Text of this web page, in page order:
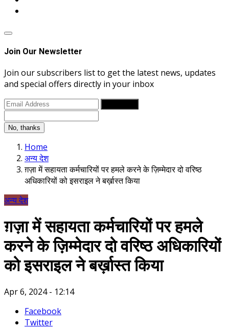
Join Our Newsletter
Join our subscribers list to get the latest news, updates
and special offers directly in your inbox
No, thanks
Home
अन्य देश
ग़ज़ा में सहायता कर्मचारियों पर हमले करने के ज़िम्मेदार दो वरिष्ठ
अधिकारियों को इसराइल ने बर्ख़ास्त किया
अन्य देश
ग़ज़ा में सहायता कर्मचारियों पर हमले
करने के ज़िम्मेदार दो वरिष्ठ अधिकारियों
को इसराइल ने बर्ख़ास्त किया
Apr 6, 2024 - 12:14
Facebook
Twitter